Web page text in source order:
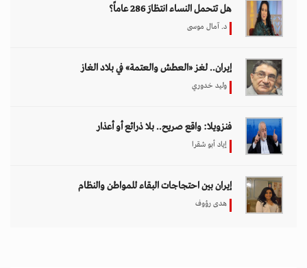
هل تتحمل النساء انتظارَ 286 عاماً؟
د. آمال موسى
إيران.. لغز «العطش والعتمة» في بلاد الغاز
وليد خدوري
فنزويلا: واقع صريح.. بلا ذرائع أو أعذار
إياد أبو شقرا
إيران بين احتجاجات البقاء للمواطن والنظام
هدى رؤوف